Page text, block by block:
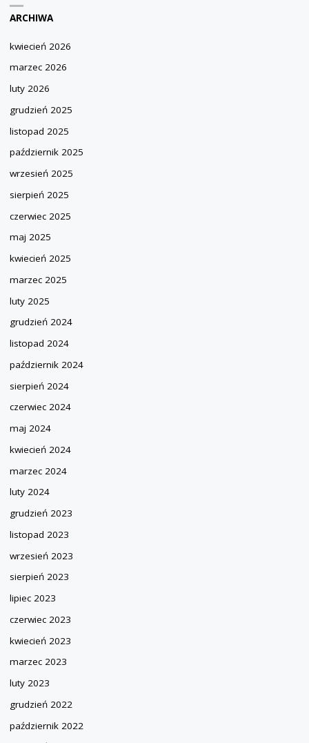
ARCHIWA
kwiecień 2026
marzec 2026
luty 2026
grudzień 2025
listopad 2025
październik 2025
wrzesień 2025
sierpień 2025
czerwiec 2025
maj 2025
kwiecień 2025
marzec 2025
luty 2025
grudzień 2024
listopad 2024
październik 2024
sierpień 2024
czerwiec 2024
maj 2024
kwiecień 2024
marzec 2024
luty 2024
grudzień 2023
listopad 2023
wrzesień 2023
sierpień 2023
lipiec 2023
czerwiec 2023
kwiecień 2023
marzec 2023
luty 2023
grudzień 2022
październik 2022